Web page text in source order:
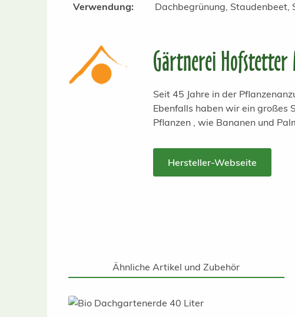
Verwendung:
Dachbegrünung, Staudenbeet,
Gärtnerei Hofstetter
Seit 45 Jahre in der
Ebenfalls haben wir ein großes
Pflanzen , wie Bananen und
Hersteller-Webseite
Ähnliche Artikel und Zubehör
Produktgalerie überspringen